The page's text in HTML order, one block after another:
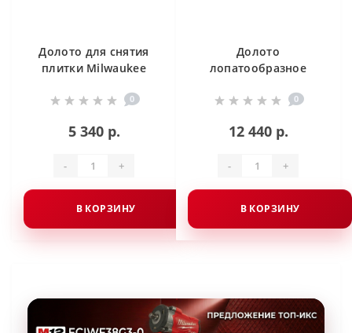
Долото для снятия
плитки Milwaukee
0
5 340 р.
- +
В КОРЗИНУ
Долото
лопатообразное
400 X 110 мм0
12 440 р.
- +
В КОРЗИНУ